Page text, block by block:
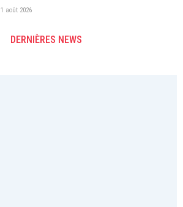
1 août 2026
DERNIÈRES NEWS